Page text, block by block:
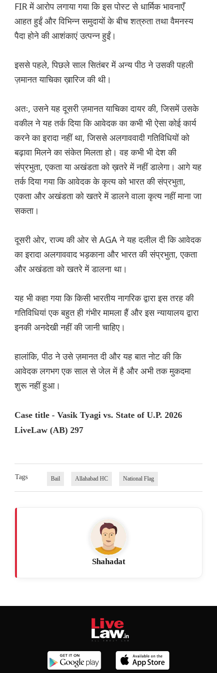
FIR में आरोप लगाया गया कि इस पोस्ट से धार्मिक भावनाएँ
आहत हुईं और विभिन्न समुदायों के बीच शत्रुता तथा वैमनस्य
पैदा होने की आशंकाएं उत्पन्न हुईं।
इससे पहले, पिछले साल सितंबर में अन्य पीठ ने उसकी पहली
ज़मानत याचिका ख़ारिज की थी।
अतः, उसने यह दूसरी ज़मानत याचिका दायर की, जिसमें उसके
वकील ने यह तर्क दिया कि आवेदक का कभी भी ऐसा कोई कार्य
करने का इरादा नहीं था, जिससे अलगाववादी गतिविधियों को
बढ़ावा मिलने का संकेत मिलता हो। वह कभी भी देश की
संप्रभुता, एकता या अखंडता को ख़तरे में नहीं डालेगा। आगे यह
तर्क दिया गया कि आवेदक के कृत्य को भारत की संप्रभुता,
एकता और अखंडता को खतरे में डालने वाला कृत्य नहीं माना जा
सकता।
दूसरी ओर, राज्य की ओर से AGA ने यह दलील दी कि आवेदक
का इरादा अलगाववाद भड़काना और भारत की संप्रभुता, एकता
और अखंडता को खतरे में डालना था।
यह भी कहा गया कि किसी भारतीय नागरिक द्वारा इस तरह की
गतिविधियां एक बहुत ही गंभीर मामला हैं और इस न्यायालय द्वारा
इनकी अनदेखी नहीं की जानी चाहिए।
हालांकि, पीठ ने उसे ज़मानत दी और यह बात नोट की कि
आवेदक लगभग एक साल से जेल में है और अभी तक मुकदमा
शुरू नहीं हुआ।
Case title - Vasik Tyagi vs. State of U.P. 2026
LiveLaw (AB) 297
Tags Bail Allahabad HC National Flag
Shahadat